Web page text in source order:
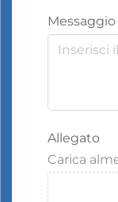
Messaggio
Allegato
Carica